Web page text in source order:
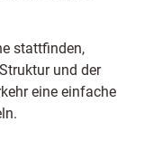
stattfinden,
und der
eine einfache